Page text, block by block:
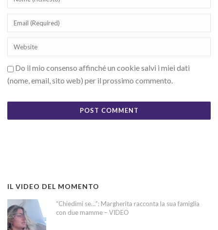
Do il mio consenso affinché un cookie salvi i miei dati
(nome, email, sito web) per il prossimo commento.
IL VIDEO DEL MOMENTO
“Chiedimi se…”: Margherita racconta la sua famiglia
con due mamme – VIDEO